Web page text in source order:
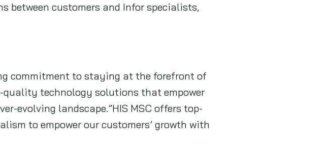
between customers and Infor specialists,
commitment to staying at the forefront of
technology solutions that empower
evolving landscape.”HIS MSC offers top-
to empower our customers’ growth with